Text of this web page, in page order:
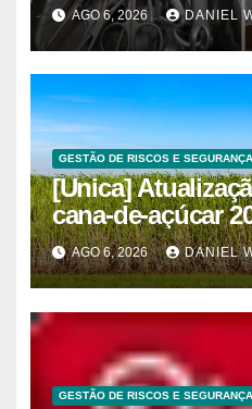
AGO 6, 2026 DANIEL
GESTÃO DE RISCOS E
[Unica]
cana-de-açúcar
quinzenas de
AGO 6, 2026 DANIEL
GESTÃO DE RISCOS E